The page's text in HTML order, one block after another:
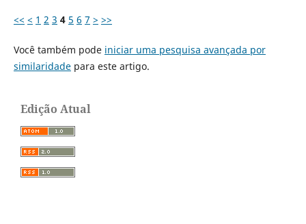
<< < 1 2 3 4 5 6 7 > >>
Você também pode iniciar uma pesquisa avançada por
similaridadepara este artigo.
Edição Atual